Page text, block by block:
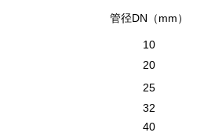
管径DN （ mm ）
10
20
25
32
40